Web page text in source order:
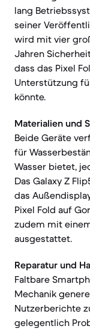
lang
seiner
wird mit vier
Jahren
dass das Pixel
Unterstützung
könnte.
Materialien und
Beide Geräte
für
Wasser bietet,
Das Galaxy Z
das
Pixel Fold auf
zudem mit
ausgestattet.
Reparatur und
Faltbare
Mechanik
Nutzerberichte
gelegentlich